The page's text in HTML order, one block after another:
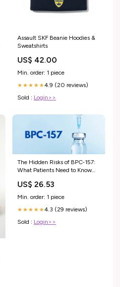
Assault SKF Beanie Hoodies &
Sweatshirts
US$ 42.00
Min. order: 1 piece
★★★★★4.9 (20 reviews)
Sold : Login>>
The Hidden Risks of BPC‑157:
What Patients Need to Know
Safety
US$ 26.53
Min. order: 1 piece
★★★★★4.3 (29 reviews)
Sold : Login>>